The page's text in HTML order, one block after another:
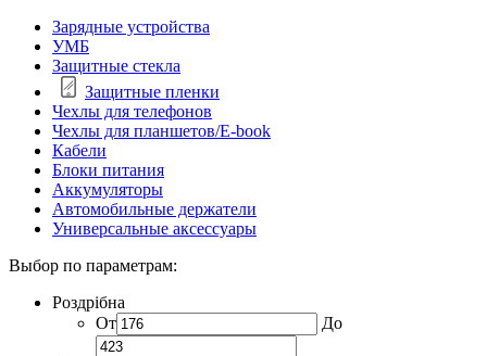
Зарядные устройства
УМБ
Защитные стекла
Защитные пленки
Чехлы для телефонов
Чехлы для планшетов/E-book
Кабели
Блоки питания
Аккумуляторы
Автомобильные держатели
Универсальные аксессуары
Выбор по параметрам:
Роздрібна
От
До